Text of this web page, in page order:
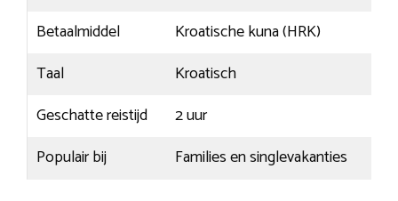
Betaalmiddel
Kroatische kuna (HRK)
Taal
Kroatisch
Geschatte reistijd
2 uur
Populair bij
Families en singlevakanties